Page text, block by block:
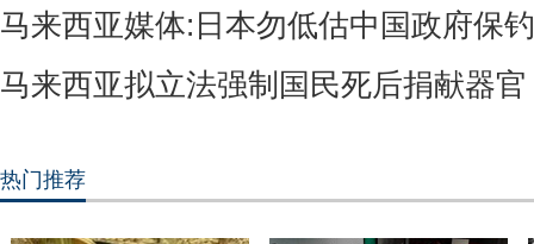
马来西亚媒体:日本勿低估中国政府保
马来西亚拟立法强制国民死后捐献器官
热门推荐